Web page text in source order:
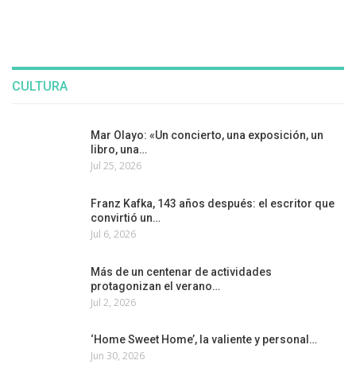
CULTURA
Mar Olayo: «Un concierto, una exposición, un
libro, una…
Jul 25, 2026
Franz Kafka, 143 años después: el escritor que
convirtió un…
Jul 6, 2026
Más de un centenar de actividades
protagonizan el verano…
Jul 2, 2026
‘Home Sweet Home’, la valiente y personal…
Jun 30, 2026